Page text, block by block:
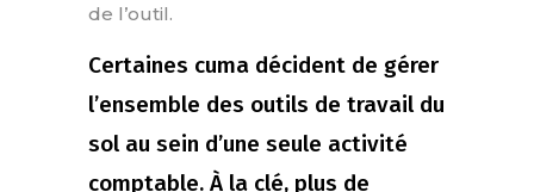
de l’outil.
Certaines cuma décident de gérer
l’ensemble des outils de travail du
sol au sein d’une seule activité
comptable. À la clé, plus de